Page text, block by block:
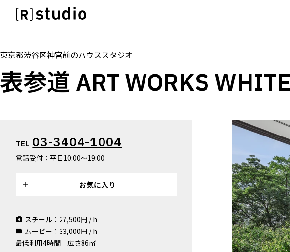
IMAGE
SCENE
部屋ごとに写真で見比べたい
ひとつのスタジオであれもこれも
LOCATION
カフェやオフィスなどロケシーンも
すべての選択肢からスタジオを探す
スタジオを探す
SCENE
部屋ごとに写真で見比べたい
VARIATION
SIZE&PRICE
スタジオ一覧
マップから探す
東京都渋谷区神宮前のハウススタジオ
表参道 ART WORKS WHITE
TEL 03-3404-1004
電話受付：平日10:00～19:00
お気に入り
スチール： 27,500円 / h
ムービー：33,000円 / h
最低利用4時間
広さ86㎡